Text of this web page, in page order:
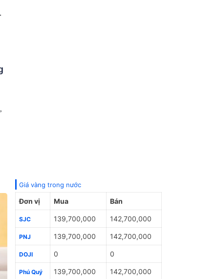
Giá vàng trong nước
Đơn vị Mua Bán
SJC 139,700,000 142,700,000
PNJ 139,700,000 142,700,000
DOJI 0 0
Phú Quý 139,700,000 142,700,000